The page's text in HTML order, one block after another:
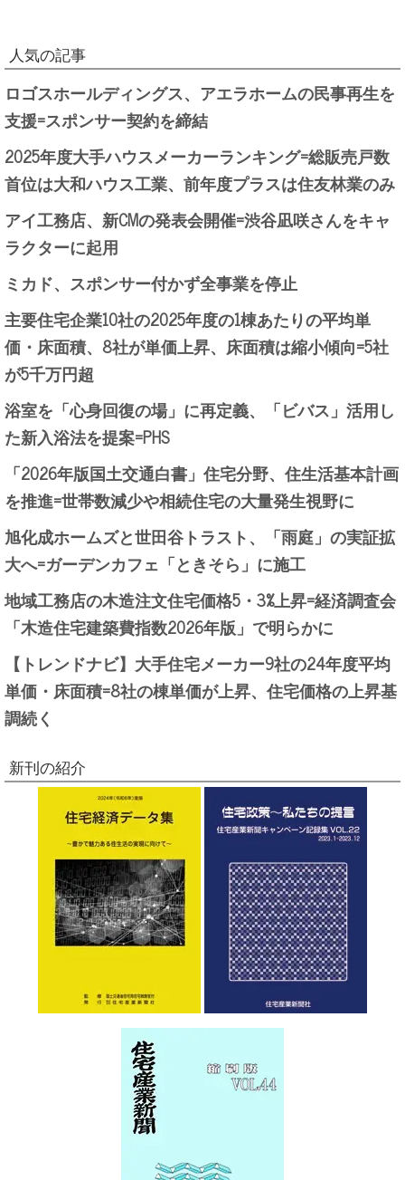
人気の記事
ロゴスホールディングス、アエラホームの民事再生を
支援=スポンサー契約を締結
2025年度大手ハウスメーカーランキング=総販売戸数
首位は大和ハウス工業、前年度プラスは住友林業のみ
アイ工務店、新CMの発表会開催=渋谷凪咲さんをキャ
ラクターに起用
ミカド、スポンサー付かず全事業を停止
主要住宅企業10社の2025年度の1棟あたりの平均単
価・床面積、8社が単価上昇、床面積は縮小傾向=5社
が5千万円超
浴室を「心身回復の場」に再定義、「ビバス」活用し
た新入浴法を提案=PHS
「2026年版国土交通白書」住宅分野、住生活基本計画
を推進=世帯数減少や相続住宅の大量発生視野に
旭化成ホームズと世田谷トラスト、「雨庭」の実証拡
大へ=ガーデンカフェ「ときそら」に施工
地域工務店の木造注文住宅価格5・3%上昇=経済調査会
「木造住宅建築費指数2026年版」で明らかに
【トレンドナビ】大手住宅メーカー9社の24年度平均
単価・床面積=8社の棟単価が上昇、住宅価格の上昇基
調続く
新刊の紹介